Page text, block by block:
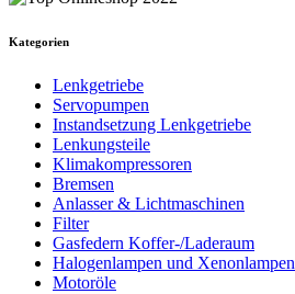
Kategorien
Lenkgetriebe
Servopumpen
Instandsetzung Lenkgetriebe
Lenkungsteile
Klimakompressoren
Bremsen
Anlasser & Lichtmaschinen
Filter
Gasfedern Koffer-/Laderaum
Halogenlampen und Xenonlampen
Motoröle